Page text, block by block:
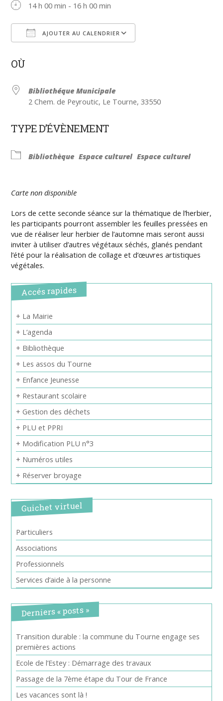
14 h 00 min - 16 h 00 min
AJOUTER AU CALENDRIER
OÙ
Bibliothéque Municipale
2 Chem. de Peyroutic, Le Tourne, 33550
TYPE D’ÉVÈNEMENT
Bibliothèque Espace culturel Espace culturel
Carte non disponible
Lors de cette seconde séance sur la thématique de l’herbier,
les participants pourront assembler les feuilles pressées en
vue de réaliser leur herbier de l’automne mais seront aussi
inviter à utiliser d’autres végétaux séchés, glanés pendant
l’été pour la réalisation de collage et d’œuvres artistiques
végétales.
Accés rapides
+ La Mairie
+ L’agenda
+ Bibliothèque
+ Les assos du Tourne
+ Enfance Jeunesse
+ Restaurant scolaire
+ Gestion des déchets
+ PLU et PPRI
+ Modification PLU n°3
+ Numéros utiles
+ Réserver broyage
Guichet virtuel
Particuliers
Associations
Professionnels
Services d’aide à la personne
Derniers « posts »
Transition durable : la commune du Tourne engage ses
premières actions
Ecole de l’Estey : Démarrage des travaux
Passage de la 7ème étape du Tour de France
Les vacances sont là !